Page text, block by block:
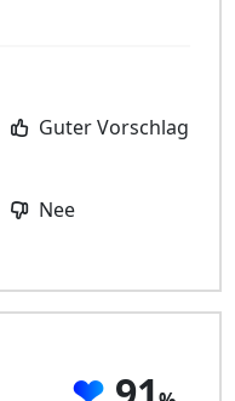
Guter Vorschlag
Nee